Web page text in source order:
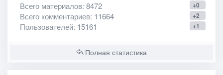
+0
Всего материалов: 8472
+2
Всего комментариев: 11664
+1
Пользователей: 15161
Полная статистика